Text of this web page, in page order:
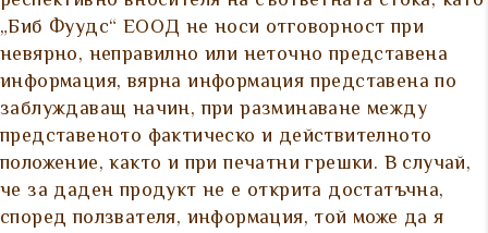
„Биб Фуудс“ ЕООД не носи отговорност при
невярно, неправилно или неточно представена
информация, вярна информация представена по
заблуждаващ начин, при разминаване между
представеното фактическо и действителното
положение, както и при печатни грешки. В случай,
че за даден продукт не е открита достатъчна,
според ползвателя, информация, той може да я